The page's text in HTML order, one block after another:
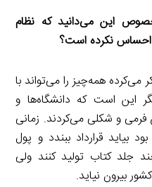
این می‌دانید که نظام
احساس نکرده است؟
همه‌چیز را می‌تواند با
این است که دانشگاه‌ها و
و شکلی می‌کردند. زمانی
قرارداد ببندد و پول
جلد کتاب تولید کنند ولی
بیرون نیاید.